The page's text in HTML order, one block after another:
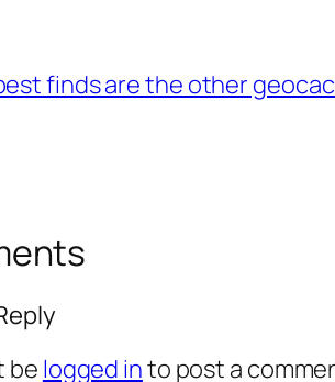
finds are the other
belogged into post a